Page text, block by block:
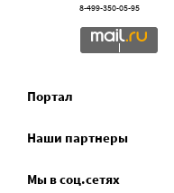
8-499-350-05-95
Портал
Наши партнеры
Мы в соц.сетях